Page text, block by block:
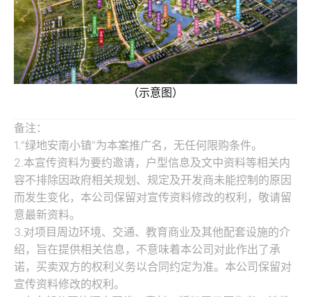
（示意图）
备注：
1.“绿地安南小镇”为本案推广名，无任何限购条件。
2.本宣传资料为要约邀请，户型信息及文中资料等相关内
容不排除因政府相关规划、规定及开发商未能控制的原因
而发生变化，本公司保留对宣传资料修改的权利，敬请留
意最新资料。
3.对项目周边环境、交通、教育商业及其他配套设施的介
绍，旨在提供相关信息，不意味着本公司对此作出了承
诺，买卖双方的权利义务以合同约定为准。本公司保留对
宣传资料修改的权利。